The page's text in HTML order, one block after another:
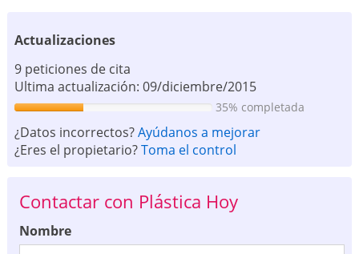
Actualizaciones
9 peticiones de cita
Ultima actualización: 09/diciembre/2015
35% completada
¿Datos incorrectos?Ayúdanos a mejorar
¿Eres el propietario?Toma el control
Contactar con Plástica Hoy
Nombre